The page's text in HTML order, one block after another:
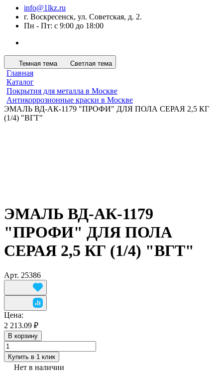
info@1lkz.ru
г. Воскресенск, ул. Советская, д. 2.
Пн - Пт: с 9:00 до 18:00
Темная тема Светлая тема
Главная
Каталог
Покрытия для металла в Москве
Антикоррозионные краски в Москве
ЭМАЛЬ ВД-АК-1179 "ПРОФИ" ДЛЯ ПОЛА СЕРАЯ 2,5 КГ
(1/4) "ВГТ"
ЭМАЛЬ ВД-АК-1179
"ПРОФИ" ДЛЯ ПОЛА
СЕРАЯ 2,5 КГ (1/4) "ВГТ"
Арт. 25386
Цена:
2 213.09 ₽
В корзину
Купить в 1 клик
Нет в наличии